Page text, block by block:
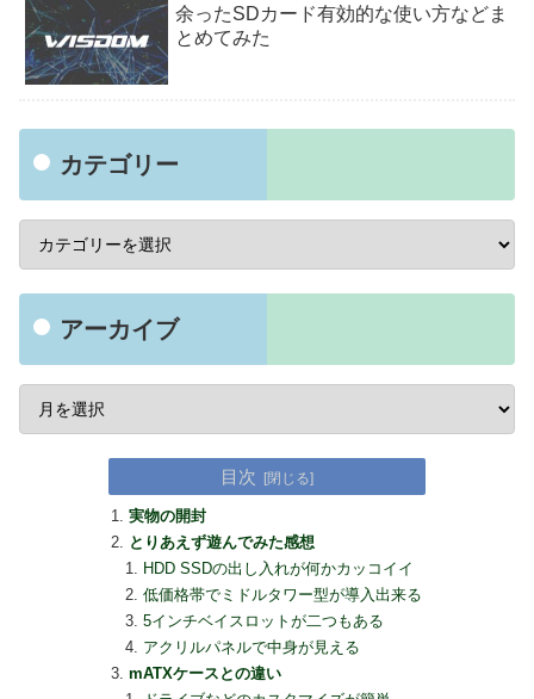
余ったSDカード有効的な使い方などま
とめてみた
カテゴリー
アーカイブ
目次
実物の開封
とりあえず遊んでみた感想
HDD SSDの出し入れが何かカッコイイ
低価格帯でミドルタワー型が導入出来る
5インチベイスロットが二つもある
アクリルパネルで中身が見える
mATXケースとの違い